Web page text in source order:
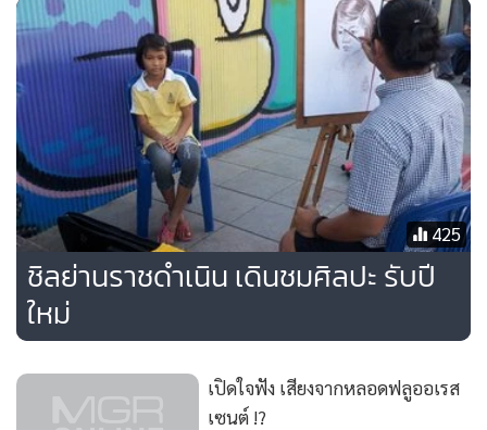
บังคลาเทศ ปากีสถาน พม่า ลาว และกัมพูชา มาร่วมแสดงผลงาน
ด้วย รวมเป็นทั้งสิ้น 21 ประเทศ
และเมื่อช่วงต้นเดือนมกราคมที่ผ่านมา ยังได้จัดให้มีกิจกรรม
Asian Artist Workshopที่ จ.กระบี่ เพื่อให้ศิลปินซึ่งเป็นตัวแทน
ของแต่ละประเทศได้มีโอกาสใช้เวลาสร้างสรรค์ผลงานร่วมกัน
และนำผลงานที่เกิดขึ้นระหว่างการเวิร์คชอป มาจัดแสดงร่วมกับ
ผลงานที่หอบหิ้วจากประเทศตน
รวมเป็นผลงานศิลปะทั้งสิ้นกว่า 250 ชิ้น ที่ศิลปินจาก 21
ประเทศอาเซียน มีมาให้ ชมฟรี!! ที่...ราชดำเนิน
425
ชิลย่านราชดำเนิน เดินชมศิลปะ รับปี
ใหม่
เปิดใจฟัง เสียงจากหลอดฟลูออเรส
เซนต์ !?